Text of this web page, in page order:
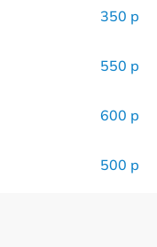
350 р
550 р
600 р
500 р